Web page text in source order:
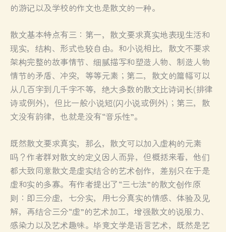
的游记以及学校的作文也是散文的一种。
散文基本特点有三：第一，散文要求真实地表现生活和
现实，结构、形式也较自由。和小说相比，散文不要求
架构完整的故事情节、细腻描写和塑造人物、制造人物
情节的矛盾、冲突，等等元素；第二，散文的篇幅可以
从几百字到几千字不等，绝大多数的散文比诗词长(排律
诗或例外)，但比一般小说短(闪小说或例外)；第三，散
文没有韵律，也就是没有“音乐性”。
既然散文要求真实，那么，散文可以加入虚构的元素
吗？作者群对散文的定义因人而异，但概括来看，他们
都大致同意散文是虚实结合的艺术创作，差别只在于是
虚和实的多寡。有作者提出了“三七法”的散文创作原
则：即三分虚，七分实，用七分真实的情感、体验及见
解，再结合三分“虚”的艺术加工，增强散文的说服力、
感染力以及艺术趣味。毕竟文学是语言艺术，既然是艺